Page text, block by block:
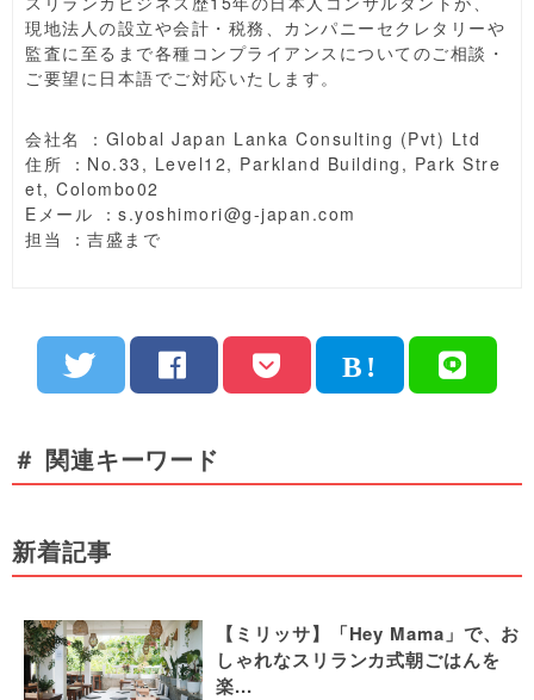
現地法人の設立や会計・税務、カンパニーセクレタリーや
監査に至るまで各種コンプライアンスについてのご相談・
ご要望に日本語でご対応いたします。
会社名 ：Global Japan Lanka Consulting (Pvt) Ltd
住所 ：No.33, Level12, Parkland Building, Park Stre
et, Colombo02
Eメール ：s.yoshimori@g-japan.com
担当 ：吉盛まで
＃ 関連キーワード
新着記事
【ミリッサ】「Hey Mama」で、お
しゃれなスリランカ式朝ごはんを
楽...